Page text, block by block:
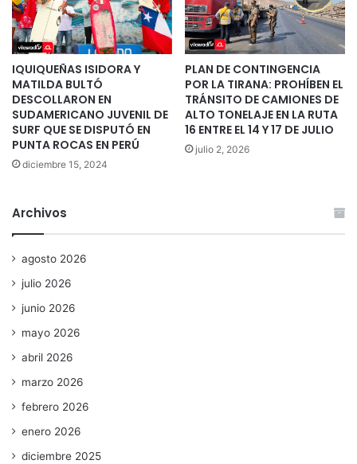
IQUIQUEÑAS ISIDORA Y
MATILDA BULTÓ
DESCOLLARON EN
SUDAMERICANO JUVENIL DE
SURF QUE SE DISPUTÓ EN
PUNTA ROCAS EN PERÚ
diciembre 15, 2024
PLAN DE CONTINGENCIA
POR LA TIRANA: PROHÍBEN EL
TRÁNSITO DE CAMIONES DE
ALTO TONELAJE EN LA RUTA
16 ENTRE EL 14 Y 17 DE JULIO
julio 2, 2026
Archivos
agosto 2026
julio 2026
junio 2026
mayo 2026
abril 2026
marzo 2026
febrero 2026
enero 2026
diciembre 2025